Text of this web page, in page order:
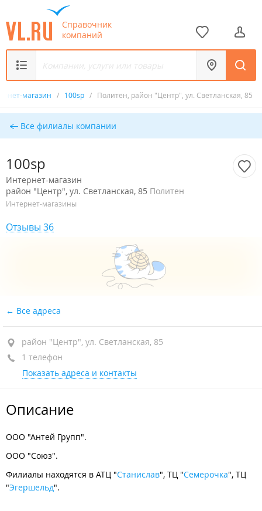
Справочник
компаний
магазин / 100sp / Политен, район "Центр", ул. Светланская, 85
Все филиалы компании
100sp
Интернет-магазин
район "Центр", ул. Светланская, 85 Политен
Интернет-магазины
Отзывы 36
Все адреса
район "Центр", ул. Светланская, 85
1 телефон
Показать адреса и контакты
Описание
ООО "Антей Групп".
ООО "Союз".
Филиалы находятся в АТЦ "Станислав", ТЦ "Семерочка", ТЦ
"Эгершельд".